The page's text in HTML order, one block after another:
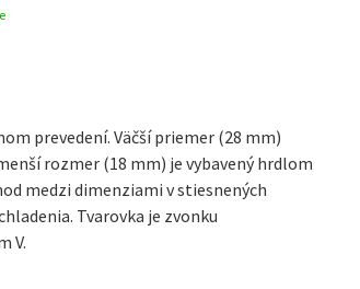
prevedení. Väčší priemer (28 mm)
rozmer (18 mm) je vybavený hrdlom
medzi dimenziami v stiesnených
Tvarovka je zvonku
V.